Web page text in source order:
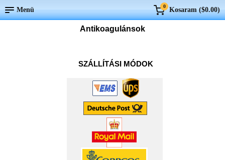
Menü 0 Kosaram ($0.00)
Antikoagulánsok
SZÁLLÍTÁSI MÓDOK